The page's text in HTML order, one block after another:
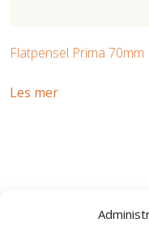
Flatpensel Prima 70mm
Les mer